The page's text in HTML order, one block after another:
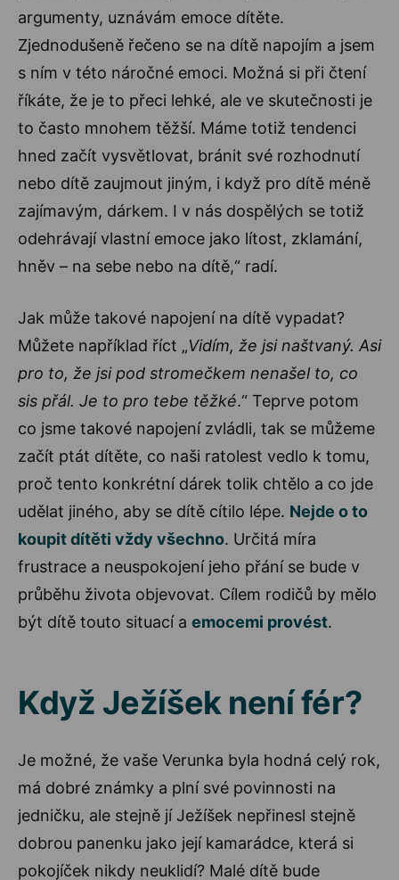
argumenty, uznávám emoce dítěte.
Zjednodušeně řečeno se na dítě napojím a jsem
s ním v této náročné emoci. Možná si při čtení
říkáte, že je to přeci lehké, ale ve skutečnosti je
to často mnohem těžší. Máme totiž tendenci
hned začít vysvětlovat, bránit své rozhodnutí
nebo dítě zaujmout jiným, i když pro dítě méně
zajímavým, dárkem. I v nás dospělých se totiž
odehrávají vlastní emoce jako lítost, zklamání,
hněv – na sebe nebo na dítě,“ radí.
Jak může takové napojení na dítě vypadat?
Můžete například říct „Vidím, že jsi naštvaný. Asi
pro to, že jsi pod stromečkem nenašel to, co
sis přál. Je to pro tebe těžké.“ Teprve potom
co jsme takové napojení zvládli, tak se můžeme
začít ptát dítěte, co naši ratolest vedlo k tomu,
proč tento konkrétní dárek tolik chtělo a co jde
udělat jiného, aby se dítě cítilo lépe. Nejde o to
koupit dítěti vždy všechno. Určitá míra
frustrace a neuspokojení jeho přání se bude v
průběhu života objevovat. Cílem rodičů by mělo
být dítě touto situací a emocemi provést.
Když Ježíšek není fér?
Je možné, že vaše Verunka byla hodná celý rok,
má dobré známky a plní své povinnosti na
jedničku, ale stejně jí Ježíšek nepřinesl stejně
dobrou panenku jako její kamarádce, která si
pokojíček nikdy neuklidí? Malé dítě bude